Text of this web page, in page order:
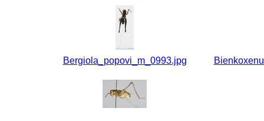
Bergiola_popovi_m_0993.jpg